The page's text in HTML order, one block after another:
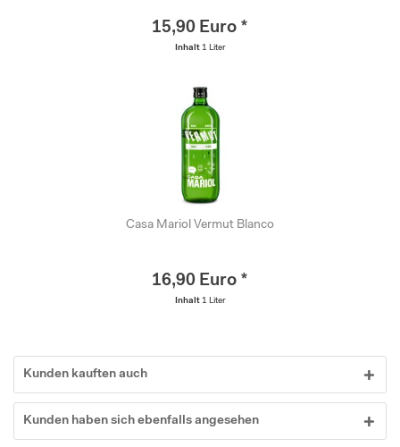
15,90 Euro *
Inhalt 1 Liter
Casa Mariol Vermut Blanco
16,90 Euro *
Inhalt 1 Liter
Kunden kauften auch
Kunden haben sich ebenfalls angesehen